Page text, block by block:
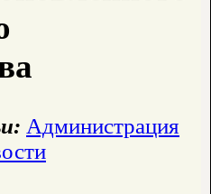
Администрация